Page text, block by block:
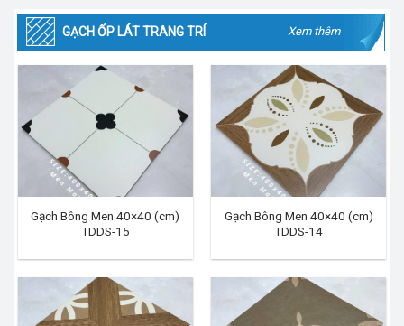
GẠCH ỐP LÁT TRANG TRÍ Xem thêm
Gạch Bông Men 40×40 (cm)
TDDS-15
Gạch Bông Men 40×40 (cm)
TDDS-14